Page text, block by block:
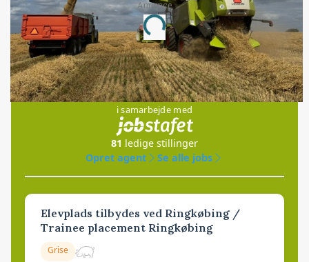
Annonce
Loading...
Jobs
i samarbejde med
81 ledige stillinger
Opret agent
Se alle jobs
Elevplads tilbydes ved Ringkøbing /
Trainee placement Ringkøbing
Grise